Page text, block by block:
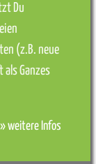
Du
(z.B. neue
Ganzes
» weitere Infos